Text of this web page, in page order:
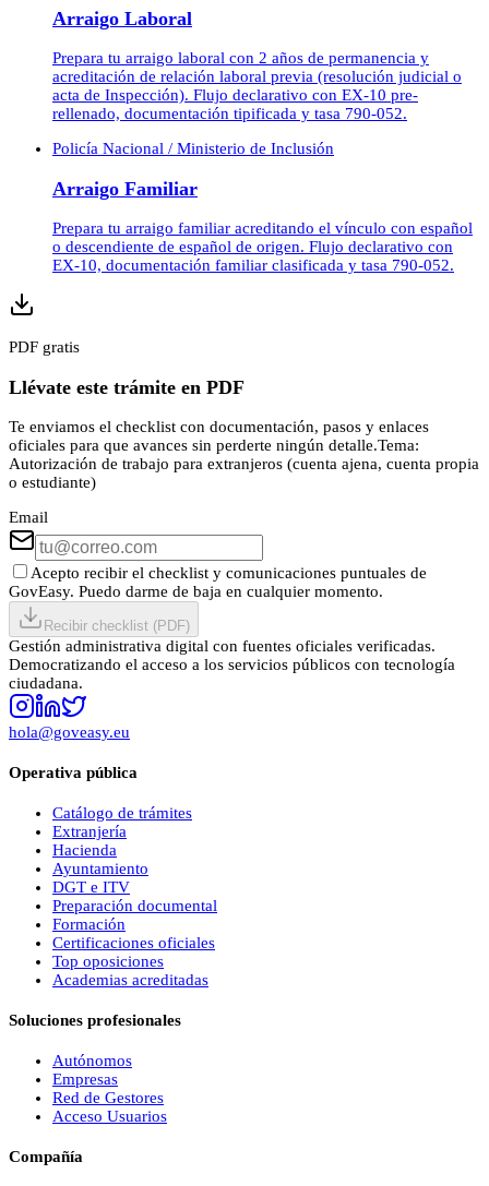
Arraigo Laboral
Prepara tu arraigo laboral con 2 años de permanencia y
acreditación de relación laboral previa (resolución judicial o
acta de Inspección). Flujo declarativo con EX-10 pre-
rellenado, documentación tipificada y tasa 790-052.
Policía Nacional / Ministerio de Inclusión
Arraigo Familiar
Prepara tu arraigo familiar acreditando el vínculo con español
o descendiente de español de origen. Flujo declarativo con
EX-10, documentación familiar clasificada y tasa 790-052.
PDF gratis
Llévate este trámite en PDF
Te enviamos el checklist con documentación, pasos y enlaces
oficiales para que avances sin perderte ningún detalle.Tema:
Autorización de trabajo para extranjeros (cuenta ajena, cuenta propia
o estudiante)
Email
Acepto recibir el checklist y comunicaciones puntuales de
GovEasy. Puedo darme de baja en cualquier momento.
Recibir checklist (PDF)
Gestión administrativa digital con fuentes oficiales verificadas.
Democratizando el acceso a los servicios públicos con tecnología
ciudadana.
hola@goveasy.eu
Operativa pública
Catálogo de trámites
Extranjería
Hacienda
Ayuntamiento
DGT e ITV
Preparación documental
Formación
Certificaciones oficiales
Top oposiciones
Academias acreditadas
Soluciones profesionales
Autónomos
Empresas
Red de Gestores
Acceso Usuarios
Compañía